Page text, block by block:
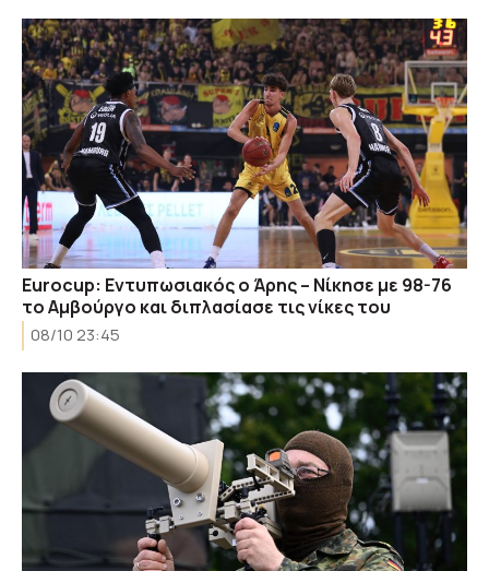
Eurocup: Εντυπωσιακός ο Άρης – Νίκησε με 98-76
το Αμβούργο και διπλασίασε τις νίκες του
08/10 23:45